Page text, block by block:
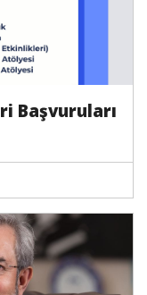
Başvuruları